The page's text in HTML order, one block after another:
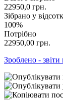
22950,0 грн.
Зібрано у
100%
Потрібно
22950,00 грн.
Зроблено - звіти